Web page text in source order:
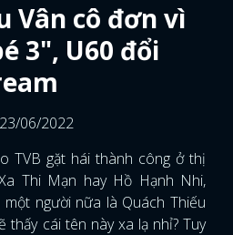
Vân cô đơn vì
3", U60 đổi
06/2022
TVB gặt hái thành công ở thị
Thi Mạn hay Hồ Hạnh Nhi,
người nữa là Quách Thiếu
thấy cái tên này xa lạ nhỉ? Tuy